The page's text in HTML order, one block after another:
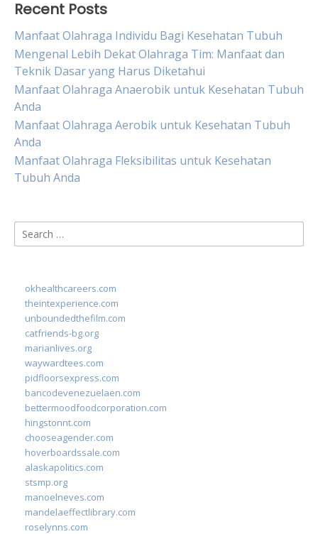
Recent Posts
Manfaat Olahraga Individu Bagi Kesehatan Tubuh
Mengenal Lebih Dekat Olahraga Tim: Manfaat dan
Teknik Dasar yang Harus Diketahui
Manfaat Olahraga Anaerobik untuk Kesehatan Tubuh
Anda
Manfaat Olahraga Aerobik untuk Kesehatan Tubuh
Anda
Manfaat Olahraga Fleksibilitas untuk Kesehatan
Tubuh Anda
Search
for:
okhealthcareers.com
theintexperience.com
unboundedthefilm.com
catfriends-bg.org
marianlives.org
waywardtees.com
pidfloorsexpress.com
bancodevenezuelaen.com
bettermoodfoodcorporation.com
hingstonnt.com
chooseagender.com
hoverboardssale.com
alaskapolitics.com
stsmp.org
manoelneves.com
mandelaeffectlibrary.com
roselynns.com